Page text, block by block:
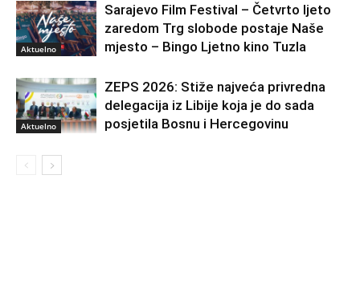
Aktuelno
Sarajevo Film Festival – Četvrto ljeto
zaredom Trg slobode postaje Naše
mjesto – Bingo Ljetno kino Tuzla
Aktuelno
ZEPS 2026: Stiže najveća privredna
delegacija iz Libije koja je do sada
posjetila Bosnu i Hercegovinu